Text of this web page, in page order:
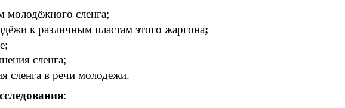
молодёжного сленга;
к различным пластам этого жаргона;
сленга;
сленга в речи молодежи.
: